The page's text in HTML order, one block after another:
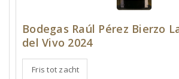
Bodegas Raúl Pérez Bierzo
del Vivo 2024
Fris tot zacht